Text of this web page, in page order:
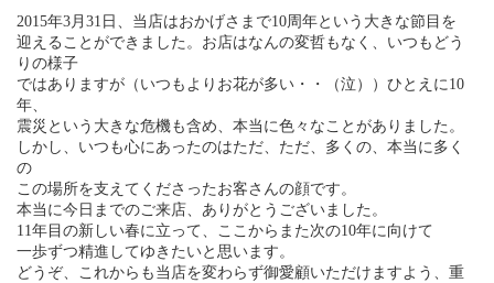
2015年3月31日、当店はおかげさまで10周年という大きな節目を
迎えることができました。お店はなんの変哲もなく、いつもどう
りの様子
ではありますが（いつもよりお花が多い・・（泣））ひとえに10
年、
震災という大きな危機も含め、本当に色々なことがありました。
しかし、いつも心にあったのはただ、ただ、多くの、本当に多く
の
この場所を支えてくださったお客さんの顔です。
本当に今日までのご来店、ありがとうございました。
11年目の新しい春に立って、ここからまた次の10年に向けて
一歩ずつ精進してゆきたいと思います。
どうぞ、これからも当店を変わらず御愛顧いただけますよう、重